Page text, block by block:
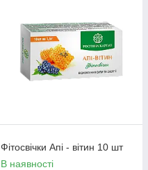
Фітосвічки Апі - вітин 10 шт
В наявності